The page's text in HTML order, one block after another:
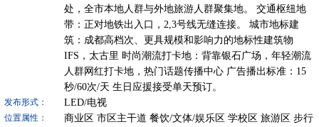
处，全市本地人群与外地旅游人群聚集地。 交通枢纽地
带：正对地铁出入口，2,3号线无缝连接。 城市地标建
筑：成都高档次、更具规模和影响力的地标性建筑物
IFS，太古里 时尚潮流打卡地：背靠银石广场，年轻潮流
人群网红打卡地，热门话题传播中心 广告播出标准：15
秒/60次/天 生日应援接受单天预订。
发布形式： LED/电视
位置属性： 商业区 市区主干道 餐饮/文体/娱乐区 学校区 旅游区 步行